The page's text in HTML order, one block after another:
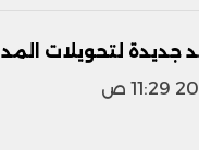
جديدة لتحويلات